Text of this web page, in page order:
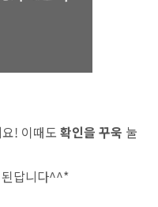
! 이때도 확인을 꾸욱 눌
된답니다^^*